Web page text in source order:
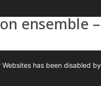
ensemble